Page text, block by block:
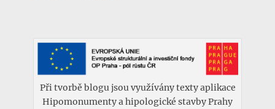
Při tvorbě blogu jsou využívány texty aplikace
Hipomonumenty a hipologické stavby Prahy